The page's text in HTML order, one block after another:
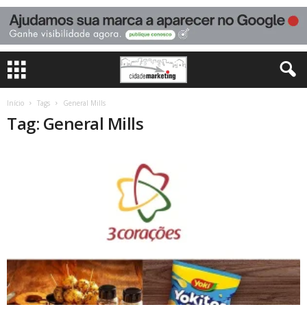
Início Tags General Mills
Tag: General Mills